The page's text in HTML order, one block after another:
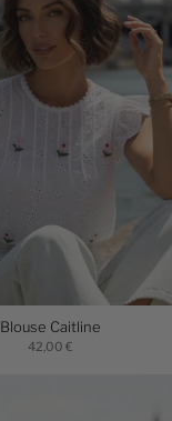
Blouse Caitline
42,00 €